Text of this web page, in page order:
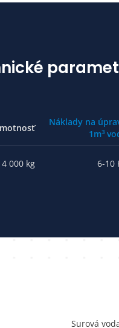
Náklady na
1m3
4 000 kg 6-10
Surová